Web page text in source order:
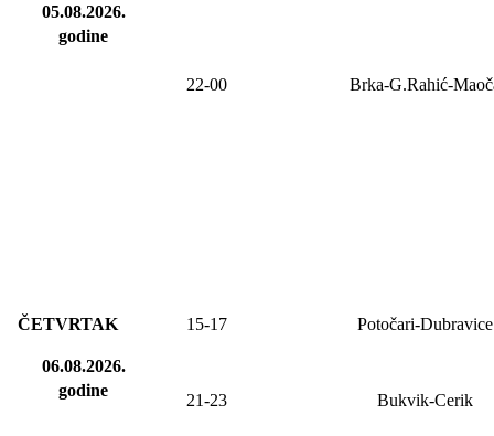
05.08.2026.
godine
22-00 Brka-G.Rahić-
ČETVRTAK
06.08.2026.
godine
15-17 Potočari-Dubravice
21-23 Bukvik-Cerik